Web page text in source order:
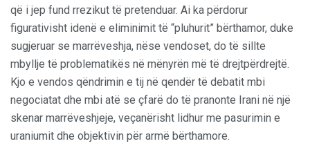
që i jep fund rrezikut të pretenduar. Ai ka përdorur
figurativisht idenë e eliminimit të “pluhurit” bërthamor, duke
sugjeruar se marrëveshja, nëse vendoset, do të sillte
mbyllje të problematikës në mënyrën më të drejtpërdrejtë.
Kjo e vendos qëndrimin e tij në qendër të debatit mbi
negociatat dhe mbi atë se çfarë do të pranonte Irani në një
skenar marrëveshjeje, veçanërisht lidhur me pasurimin e
uraniumit dhe objektivin për armë bërthamore.